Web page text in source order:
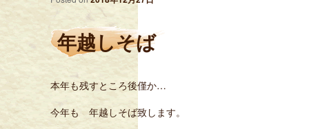
年越しそば
本年も残すところ後僅か…
今年も 年越しそば致します。